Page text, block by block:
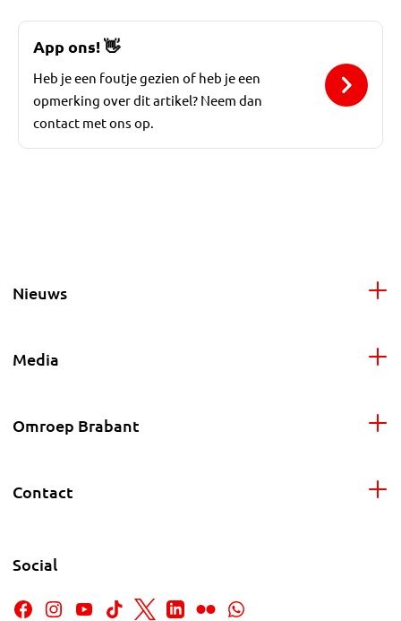
App ons!👋
Heb je een foutje gezien of heb je een
opmerking over dit artikel? Neem dan
contact met ons op.
Nieuws
Media
Omroep Brabant
Contact
Social